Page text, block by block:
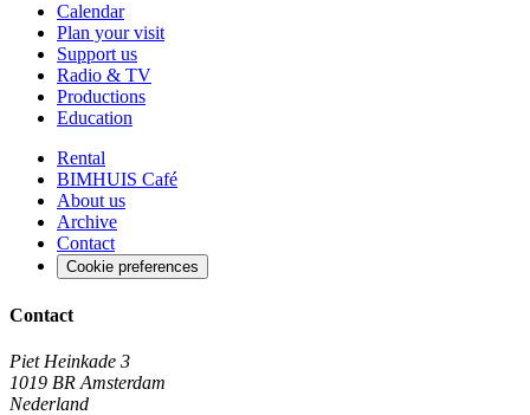
Calendar
Plan your visit
Support us
Radio & TV
Productions
Education
Rental
BIMHUIS Café
About us
Archive
Contact
Cookie preferences
Contact
Piet Heinkade 3
1019 BR Amsterdam
Nederland